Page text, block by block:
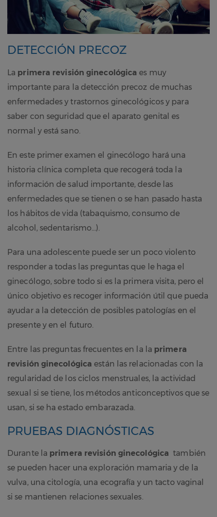
DETECCIÓN PRECOZ
La primera revisión ginecológica es muy
importante para la detección precoz de muchas
enfermedades y trastornos ginecológicos y para
saber con seguridad que el aparato genital es
normal y está sano.
En este primer examen el ginecólogo hará una
historia clínica completa que recogerá toda la
información de salud importante, desde las
enfermedades que se tienen o se han pasado hasta
los hábitos de vida (tabaquismo, consumo de
alcohol, sedentarismo…).
Para una adolescente puede ser un poco violento
responder a todas las preguntas que le haga el
ginecólogo, sobre todo si es la primera visita, pero el
único objetivo es recoger información útil que pueda
ayudar a la detección de posibles patologías en el
presente y en el futuro.
Entre las preguntas frecuentes en la la primera
revisión ginecológicaestán las relacionadas con la
regularidad de los ciclos menstruales, la actividad
sexual si se tiene, los métodos anticonceptivos que se
usan, si se ha estado embarazada.
PRUEBAS DIAGNÓSTICAS
Durante la primera revisión ginecológica también
se pueden hacer una exploración mamaria y de la
vulva, una citología, una ecografía y un tacto vaginal
si se mantienen relaciones sexuales.